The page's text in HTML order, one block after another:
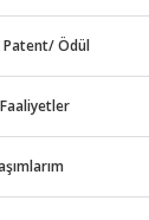
Patent/ Ödül